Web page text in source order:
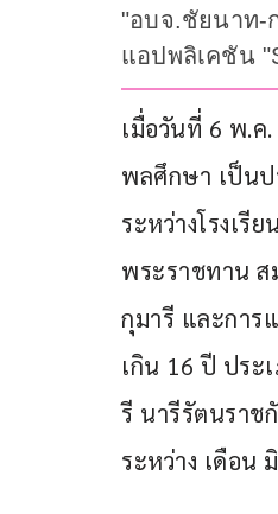
"อบจ.ชัยนาท-
แอปพลิเคชัน
เมื่อวันที่ 6 พ.ค
พลศึกษา เป็นป
ระหว่างโรงเรี
พระราชทาน ส
กุมารี และการ
เกิน 16 ปี ประ
รี นารีรัตนราช
ระหว่าง เดือน